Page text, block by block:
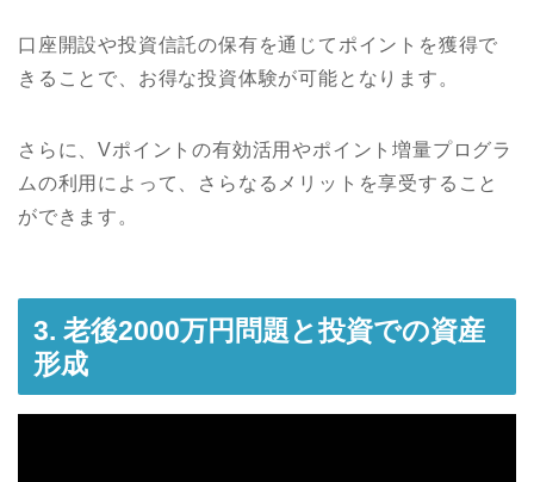
口座開設や投資信託の保有を通じてポイントを獲得で
きることで、お得な投資体験が可能となります。
さらに、Vポイントの有効活用やポイント増量プログラ
ムの利用によって、さらなるメリットを享受すること
ができます。
3. 老後2000万円問題と投資での資産
形成